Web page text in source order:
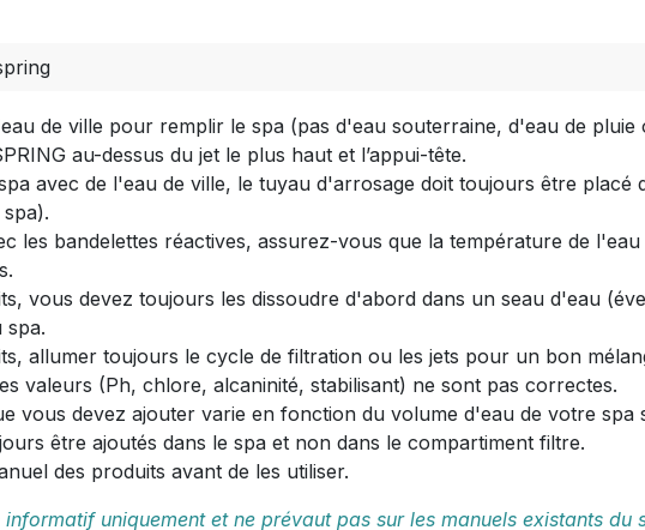
de ville pour remplir le spa (pas d'eau souterraine, d'eau de pluie
au-dessus du jet le plus haut et l’appui-tête.
avec de l'eau de ville, le tuyau d'arrosage doit toujours être placé
les bandelettes réactives, assurez-vous que la température de l'eau
vous devez toujours les dissoudre d'abord dans un seau d'eau
spa.
allumer toujours le cycle de filtration ou les jets pour un bon
valeurs (Ph, chlore, alcaninité, stabilisant) ne sont pas correctes.
vous devez ajouter varie en fonction du volume d'eau de votre spa
être ajoutés dans le spa et non dans le compartiment filtre.
des produits avant de les utiliser.
uniquement et ne prévaut pas sur les manuels existants du